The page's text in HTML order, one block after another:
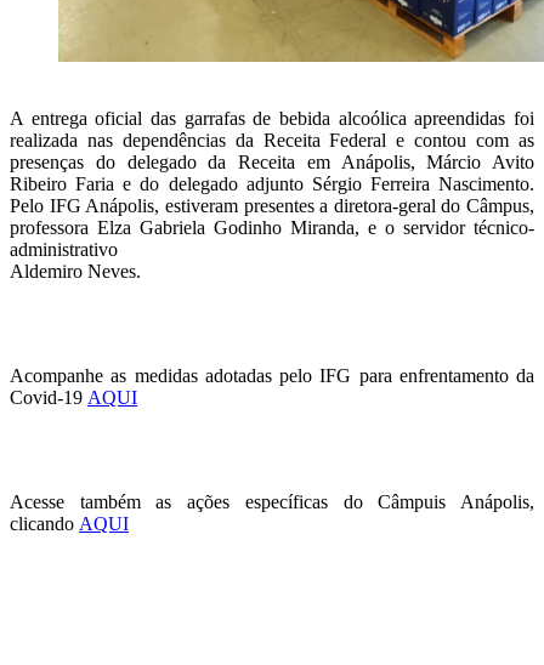
A entrega oficial das garrafas de bebida alcoólica apreendidas foi
realizada nas dependências da Receita Federal e contou com as
presenças do delegado da Receita em Anápolis, Márcio Avito
Ribeiro Faria e do delegado adjunto Sérgio Ferreira Nascimento.
Pelo IFG Anápolis, estiveram presentes a diretora-geral do Câmpus,
professora Elza Gabriela Godinho Miranda, e o servidor técnico-
administrativo
Aldemiro Neves.
Acompanhe as medidas adotadas pelo IFG para enfrentamento da
Covid-19 AQUI
Acesse também as ações específicas do Câmpuis Anápolis,
clicando AQUI